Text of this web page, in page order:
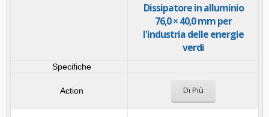
Dissipatore in alluminio
76,0 × 40,0 mm per
l'industria delle energie
verdi
Di Più